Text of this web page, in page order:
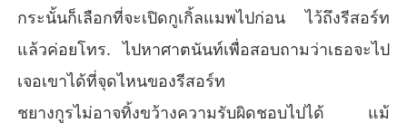
กระนั้นก็เลือกที่จะเปิดกูเกิ้ลแมพไปก่อน ไว้ถึงรีสอร์ท
แล้วค่อยโทร. ไปหาศาตนันท์เพื่อสอบถามว่าเธอจะไป
เจอเขาได้ที่จุดไหนของรีสอร์ท
ชยางกูรไม่อาจทิ้งขว้างความรับผิดชอบไปได้ แม้